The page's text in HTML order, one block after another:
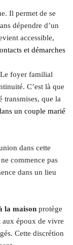
Il permet de se
dépendre d’un
accessible,
et démarches
Le foyer familial
C’est là que
transmises, que la
un couple marié
dans cette
commence pas
dans un lieu
la maison protège
aux époux de vivre
Cette discrétion